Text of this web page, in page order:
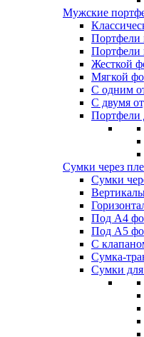
Мужские
Портфели
Портфели
Жесткой
Мягкой
С одним
С двумя
Портфели
Сумки через
Сумки
Под А4
Под А5
С
Сумка-
Сумки для